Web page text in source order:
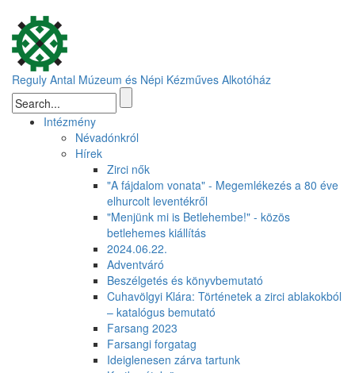
Reguly Antal Múzeum és Népi Kézműves Alkotóház
Keresés űrlap
Intézmény
Névadónkról
Hírek
Zirci nők
"A fájdalom vonata" - Megemlékezés a 80 éve
elhurcolt leventékről
"Menjünk mi is Betlehembe!" - közös
betlehemes kiállítás
2024.06.22.
Adventváró
Beszélgetés és könyvbemutató
Cuhavölgyi Klára: Történetek a zirci ablakokból
– katalógus bemutató
Farsang 2023
Farsangi forgatag
Ideiglenesen zárva tartunk